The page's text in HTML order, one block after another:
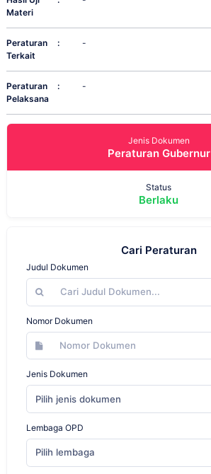
Materi
Peraturan
Terkait
: -
Peraturan
Pelaksana
: -
Jenis Dokumen
Peraturan Gubernur
Status
Berlaku
Cari Peraturan
Judul Dokumen
Nomor Dokumen
Jenis Dokumen
Pilih jenis dokumen
Lembaga OPD
Pilih lembaga